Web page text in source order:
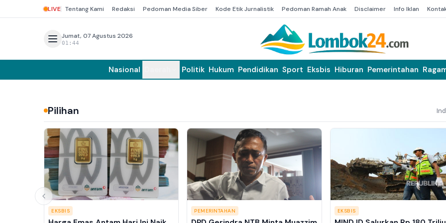
LIVE Tentang Kami Redaksi Pedoman Media Siber Kode Etik Jurnalistik Pedoman Ramah Anak Disclaimer Info Iklan
Jumat, 07 Agustus 2026
01:44
Nasional Politik Hukum Pendidikan Sport Eksbis Hiburan Pemerintahan
Pilihan
EKSBIS PEMERINTAHAN EKSBIS